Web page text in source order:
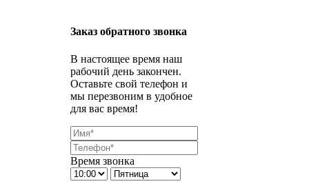
Заказ обратного звонка
В настоящее время наш
рабочий день закончен.
Оставьте свой телефон и
мы перезвоним в удобное
для вас время!
Время звонка